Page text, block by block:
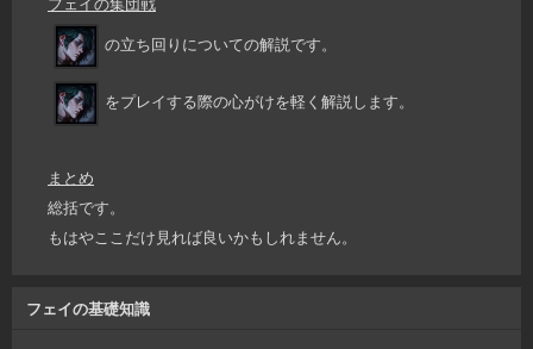
の立ち回りについての解説です。
をプレイする際の心がけを軽く解説します。
まとめ
総括です。
もはやここだけ見れば良いかもしれません。
フェイの基礎知識